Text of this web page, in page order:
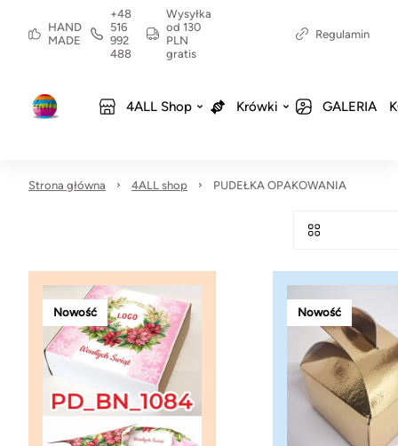
HAND
MADE
+48
516
992
488
Wysyłka
od 130
PLN
gratis
Regulamin
4ALL Shop Krówki GALERIA
Strona główna 4ALL shop PUDEŁKA OPAKOWANIA
Nowość Nowość